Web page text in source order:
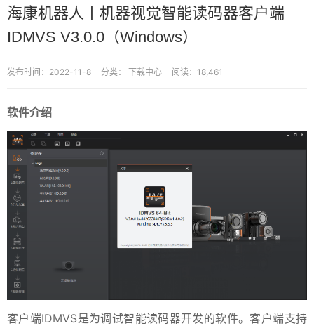
海康机器人丨机器视觉智能读码器客户端
IDMVS V3.0.0（Windows）
发布时间：2022-11-8 分类： 下载中心 阅读：18,461
软件介绍
客户端IDMVS是为调试智能读码器开发的软件。客户端支持